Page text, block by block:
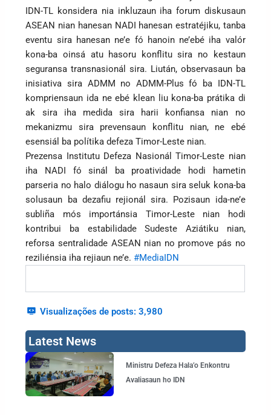
IDN-TL konsidera nia inkluzaun iha forum diskusaun
ASEAN nian hanesan NADI hanesan estratéjiku, tanba
eventu sira hanesan ne’e fó hanoin ne’ebé iha valór
kona-ba oinsá atu hasoru konflitu sira no kestaun
seguransa transnasionál sira. Liután, observasaun ba
inisiativa sira ADMM no ADMM-Plus fó ba IDN-TL
kompriensaun ida ne ebé klean liu kona-ba prátika di
ak sira iha medida sira harii konfiansa nian no
mekanizmu sira prevensaun konflitu nian, ne ebé
esensiál ba polítika defeza Timor-Leste nian.
Prezensa Institutu Defeza Nasionál Timor-Leste nian
iha NADI fó sinál ba proatividade hodi hametin
parseria no halo diálogu ho nasaun sira seluk kona-ba
solusaun ba dezafiu rejionál sira. Pozisaun ida-ne’e
subliña mós importánsia Timor-Leste nian hodi
kontribui ba estabilidade Sudeste Aziátiku nian,
reforsa sentralidade ASEAN nian no promove pás no
reziliénsia iha rejiaun ne’e.#MediaIDN
Visualizações de posts: 3,980
Latest News
Ministru Defeza Hala’o Enkontru
Avaliasaun ho IDN
Page